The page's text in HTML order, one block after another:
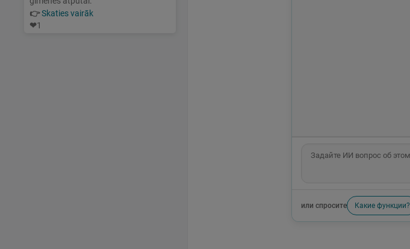
👉Skaties vairāk
❤1
или спросите Какие функции?